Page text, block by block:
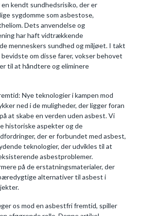
kendt sundhedsrisiko, der er
sygdomme som asbestose,
Dets anvendelse og
har haft vidtrækkende
menneskers sundhed og miljøet. I takt
om disse farer, vokser behovet
til at håndtere og eliminere
Nye teknologier i kampen mod
ned i de muligheder, der ligger foran
at skabe en verden uden asbest. Vi
historiske aspekter og de
der er forbundet med asbest,
teknologier, der udvikles til at
asbestproblemer.
på de erstatningsmaterialer, der
alternativer til asbest i
os mod en asbestfri fremtid, spiller